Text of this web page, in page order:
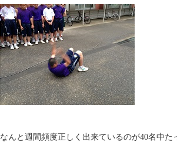
なんと週間頻度正しく出来ているのが40名中た